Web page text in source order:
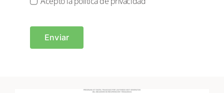
Acepto la política de privacidad